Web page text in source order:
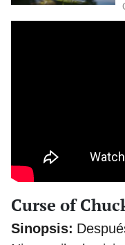
Curse of
Sinopsis: